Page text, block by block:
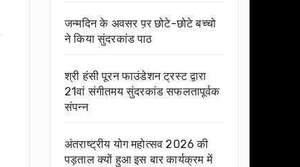
जन्मदिन के अवसर प़र छोटे-छोटे बच्चो
ने किया सुंदरकांड पाठ
श्री हंसी पूरन फाउंडेशन ट्रस्ट द्वारा
21वां संगीतमय सुंदरकांड सफलतापूर्वक
संपन्न
अंतराष्ट्रीय योग महोत्सव 2026 की
पड़ताल क्यों हुआ इस बार कार्यक्रम में